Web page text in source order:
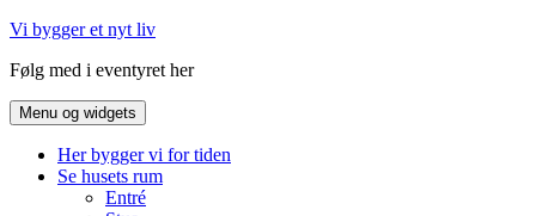
Hop
indhold
Vi bygger et nyt liv
Følg med i eventyret her
Menu og widgets
Her bygger vi for tiden
Se husets rum
Entré